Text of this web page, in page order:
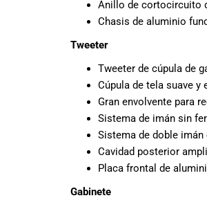
o haz tu
línea a través
de nuestra
página web y
recibe tu
pedido en la
comodidad de
tu hogar.
¡Descubre el
mundo de la
Anillo de cortocircuito
Chasis de aluminio
Tweeter
Tweeter de cúpula de
Cúpula de tela suave
Gran envolvente para
Sistema de imán sin
Sistema de doble
Cavidad posterior
Placa frontal de
Gabinete